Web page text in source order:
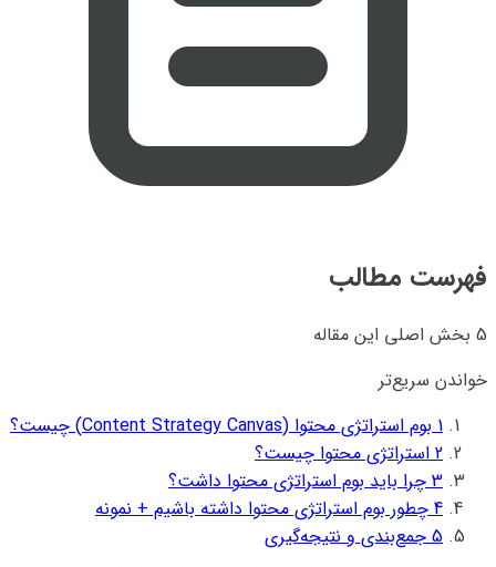
فهرست مطالب
5 بخش اصلی این مقاله
خواندن سریع‌تر
1 بوم استراتژی محتوا (Content Strategy Canvas) چیست؟
2 استراتژی محتوا چیست؟
3 چرا باید بوم استراتژی محتوا داشت؟
4 چطور بوم استراتژی محتوا داشته باشیم + نمونه
5 جمع‌بندی و نتیجه‌گیری